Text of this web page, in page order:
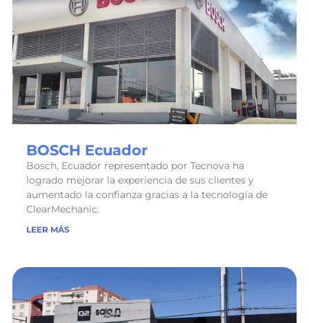
BOSCH Ecuador
Bosch, Ecuador representado por Tecnova ha
logrado mejorar la experiencia de sus clientes y
aumentado la confianza gracias a la tecnología de
ClearMechanic.
LEER MÁS